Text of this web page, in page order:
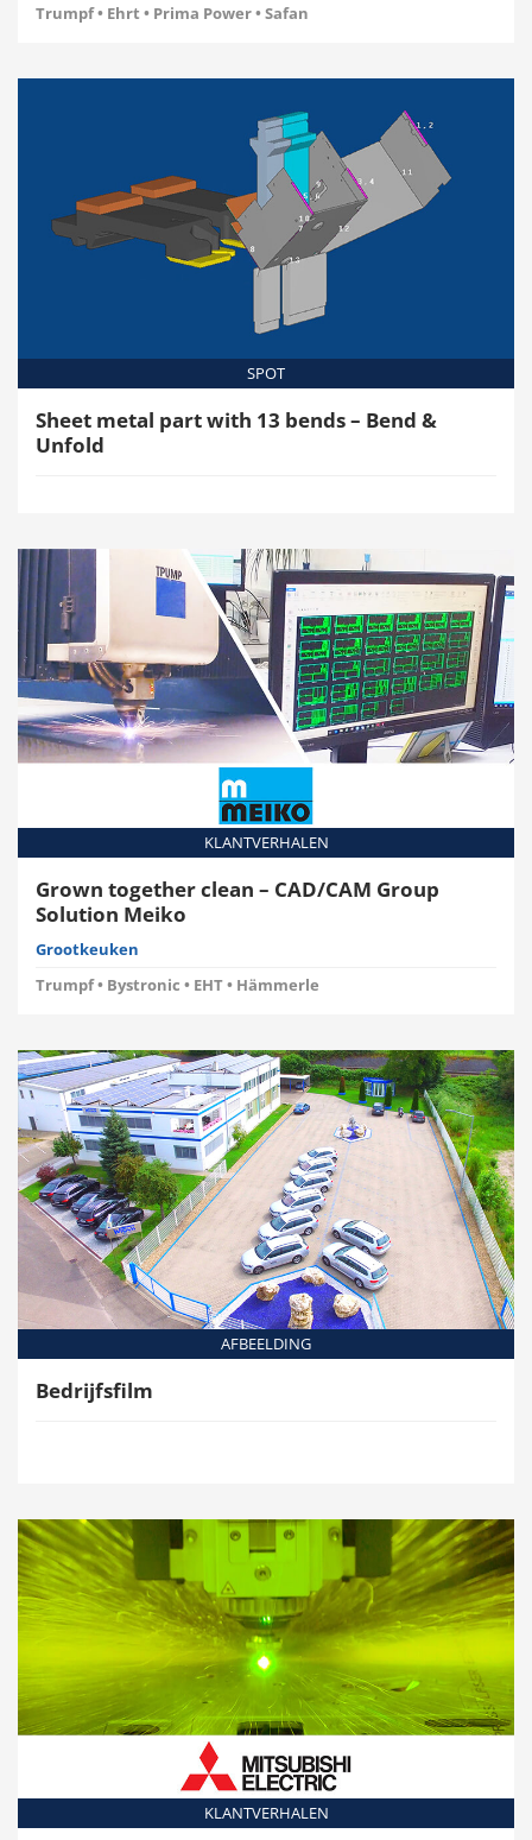
Trumpf • Ehrt • Prima Power • Safan
SPOT
Sheet metal part with 13 bends – Bend &
Unfold
KLANTVERHALEN
Grown together clean – CAD/CAM Group
Solution Meiko
Grootkeuken
Trumpf • Bystronic • EHT • Hämmerle
AFBEELDING
Bedrijfsfilm
KLANTVERHALEN